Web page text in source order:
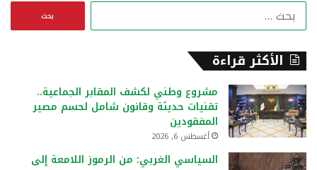
ن
الأكثر قراءة
مشروع وطني لكشف المقابر الجماعية..
تقنيات حديثة وقانون شامل لحسم مصير
المفقودين
أغسطس 6, 2026
السياسي الغربي: من الرموز اللامعة إلى